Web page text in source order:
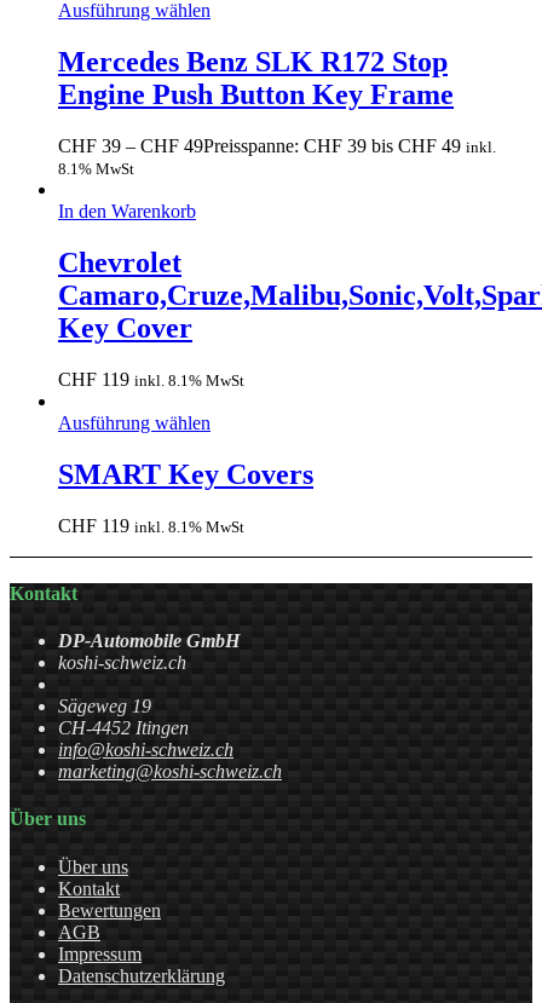
Ausführung wählen
Mercedes Benz SLK R172 Stop
Engine Push Button Key Frame
CHF 39 – CHF 49Preisspanne: CHF 39 bis CHF 49 inkl.
8.1% MwSt
In den Warenkorb
Chevrolet
Key Cover
CHF 119 inkl. 8.1% MwSt
Ausführung wählen
SMART Key Covers
CHF 119 inkl. 8.1% MwSt
Kontakt
DP-Automobile GmbH
koshi-schweiz.ch
Sägeweg 19
CH-4452 Itingen
info@koshi-schweiz.ch
marketing@koshi-schweiz.ch
Über uns
Über uns
Kontakt
Bewertungen
AGB
Impressum
Datenschutzerklärung